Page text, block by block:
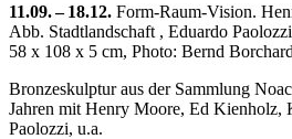
11.09. – 18.12. Form-Raum-Vision.
Abb. Stadtlandschaft , Eduardo
58 x 108 x 5 cm, Photo: Bernd
Bronzeskulptur aus der Sammlung
Jahren mit Henry Moore, Ed Kienholz,
Paolozzi, u.a.